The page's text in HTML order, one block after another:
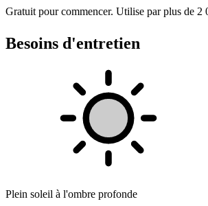
Gratuit pour commencer. Utilise par plus de 2
Besoins d'entretien
Plein soleil à l'ombre profonde